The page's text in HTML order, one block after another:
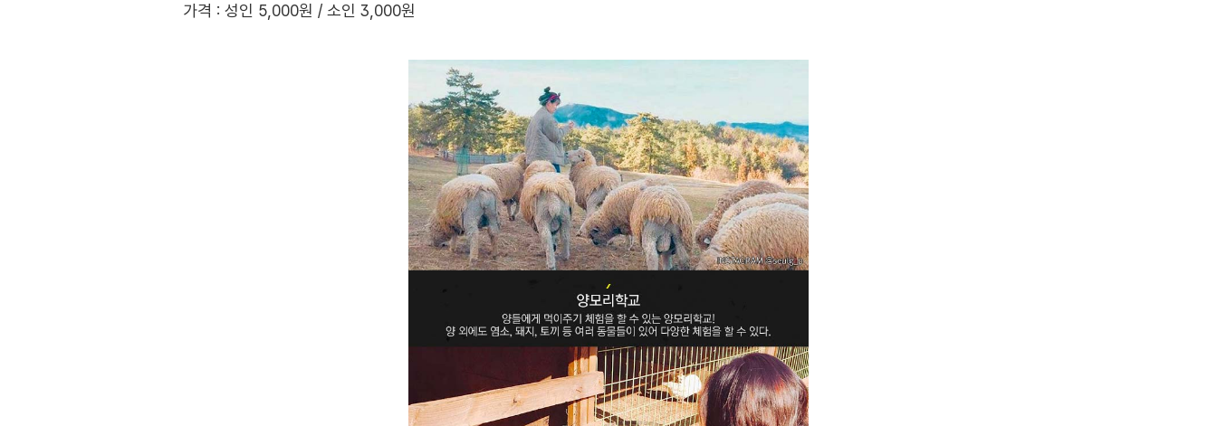
가격 : 성인 5,000원 / 소인 3,000원